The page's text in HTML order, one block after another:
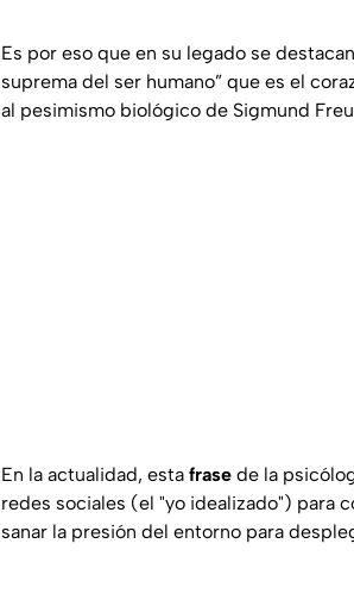
Es por eso que en su legado se destacan
suprema del ser humano” que es el
al pesimismo biológico de Sigmund
En la actualidad, esta frase de la
redes sociales (el "yo idealizado") para
sanar la presión del entorno para